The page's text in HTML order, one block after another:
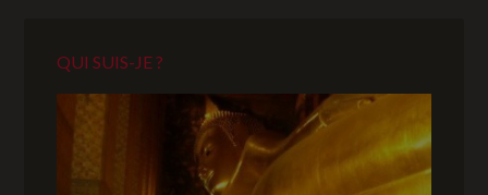
QUI SUIS-JE ?